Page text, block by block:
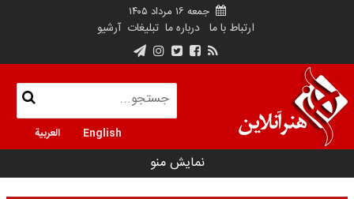
جمعه ۱۶ مرداد ۱۴۰۵
ارتباط با ما درباره ما تبلیغات آرشیو
English العربية
نمایش منو